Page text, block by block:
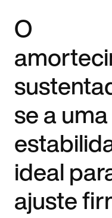
O
se a uma
ideal
ajuste